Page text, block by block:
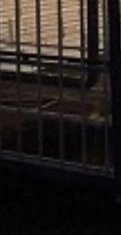
dinaraza isporuku na teritoriji
biljaka